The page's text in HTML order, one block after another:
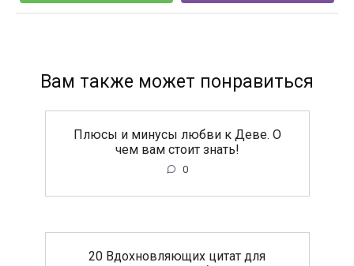
Вам также может понравиться
Плюсы и минусы любви к Деве. О
чем вам стоит знать!
0
20 Вдохновляющих цитат для